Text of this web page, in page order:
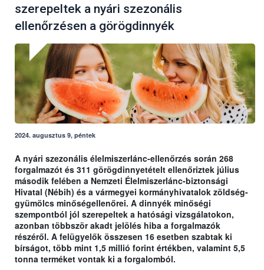
szerepeltek a nyári szezonális
ellenőrzésen a görögdinnyék
2024. augusztus 9, péntek
A nyári szezonális élelmiszerlánc-ellenőrzés során 268
forgalmazót és 311 görögdinnyetételt ellenőriztek július
második felében a Nemzeti Élelmiszerlánc-biztonsági
Hivatal (Nébih) és a vármegyei kormányhivatalok zöldség-
gyümölcs minőségellenőrei. A dinnyék minőségi
szempontból jól szerepeltek a hatósági vizsgálatokon,
azonban többször akadt jelölés hiba a forgalmazók
részéről. A felügyelők összesen 16 esetben szabtak ki
bírságot, több mint 1,5 millió forint értékben, valamint 5,5
tonna terméket vontak ki a forgalomból.